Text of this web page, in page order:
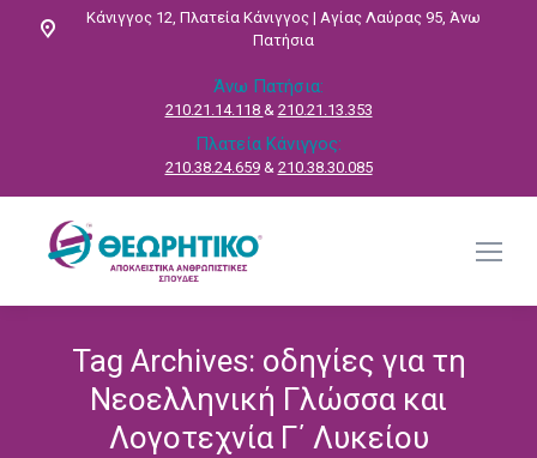
Κάνιγγος 12, Πλατεία Κάνιγγος | Αγίας Λαύρας 95, Άνω
Πατήσια
Άνω Πατήσια:
210.21.14.118 & 210.21.13.353
Πλατεία Κάνιγγος:
210.38.24.659& 210.38.30.085
Tag Archives: οδηγίες για τη
Νεοελληνική Γλώσσα και
Λογοτεχνία Γ΄ Λυκείου